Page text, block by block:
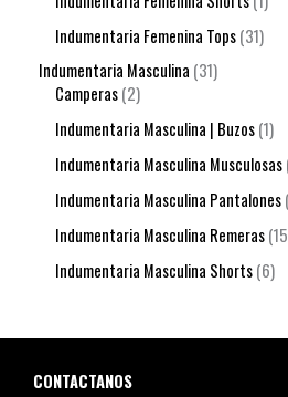
Indumentaria Femenina Tops 31
Indumentaria Masculina 31
Camperas 2
Indumentaria Masculina | Buzos 1
Indumentaria Masculina Musculosas
Indumentaria Masculina Pantalones
Indumentaria Masculina Remeras 15
Indumentaria Masculina Shorts 6
CONTACTANOS